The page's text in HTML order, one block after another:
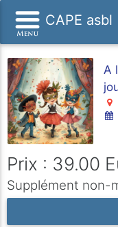
CAPE asbl
A
Prix : 39.00
Supplément non-